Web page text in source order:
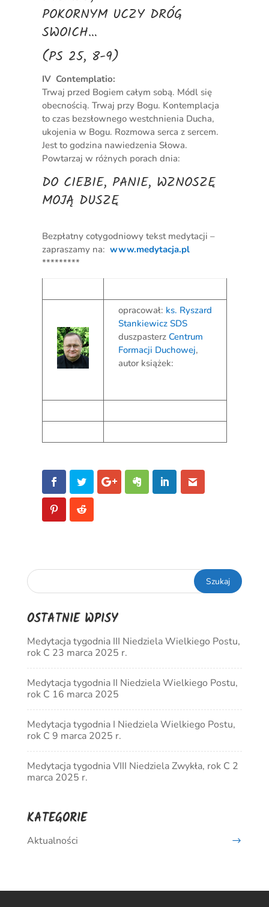
POKORNYM UCZY DRÓG
SWOICH…
(PS 25, 8-9)
IV Contemplatio:
Trwaj przed Bogiem całym sobą. Módl się
obecnością. Trwaj przy Bogu. Kontemplacja
to czas bezsłownego westchnienia Ducha,
ukojenia w Bogu. Rozmowa serca z sercem.
Jest to godzina nawiedzenia Słowa.
Powtarzaj w różnych porach dnia:
DO CIEBIE, PANIE, WZNOSZĘ
MOJĄ DUSZĘ
Bezpłatny cotygodniowy tekst medytacji –
zapraszamy na: www.medytacja.pl
*********
opracował: ks. Ryszard
Stankiewicz SDS
duszpasterz Centrum
Formacji Duchowej,
autor książek:
OSTATNIE WPISY
Medytacja tygodnia III Niedziela Wielkiego Postu,
rok C 23 marca 2025 r.
Medytacja tygodnia II Niedziela Wielkiego Postu,
rok C 16 marca 2025
Medytacja tygodnia I Niedziela Wielkiego Postu,
rok C 9 marca 2025 r.
Medytacja tygodnia VIII Niedziela Zwykła, rok C 2
marca 2025 r.
KATEGORIE
Aktualności